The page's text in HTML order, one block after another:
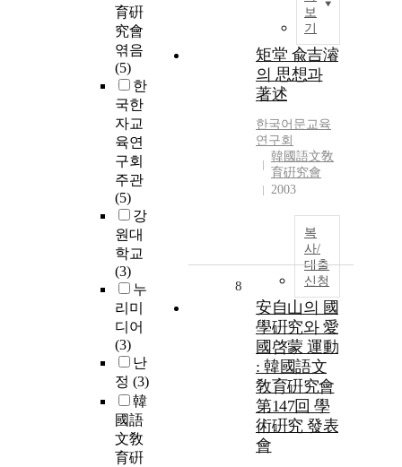
育硏
究會
엮음
(5)
한
국한
자교
육연
구회
주관
(5)
강
원대
학교
(3)
누
리미
디어
(3)
난
정 (3)
韓
國語
文敎
育硏
보
기
矩堂 兪吉濬
의 思想과
著述
한국어문교육
연구회
韓國語文敎
育硏究會
2003
복
사/
대출
신청
8
安自山의 國
學硏究와 愛
國啓蒙 運動
: 韓國語文
敎育硏究會
第147回 學
術硏究 發表
會